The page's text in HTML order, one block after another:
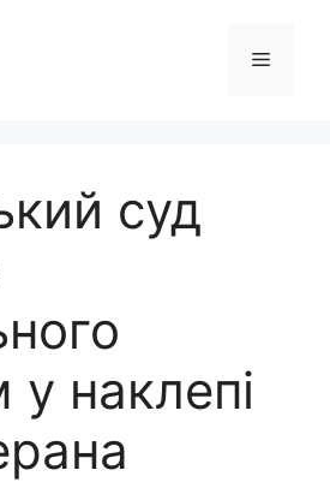
Меню
суд
наклепі